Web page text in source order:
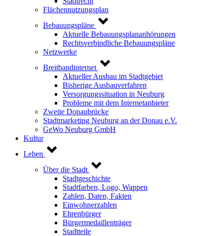
Flächennutzungsplan
Bebauungspläne
Aktuelle Bebauungsplananhörungen
Rechtsverbindliche Bebauungspläne
Netzwerke
Breitbandinternet
Aktueller Ausbau im Stadtgebiet
Bisherige Ausbauverfahren
Versorgungssituation in Neuburg
Probleme mit dem Internetanbieter
Zweite Donaubrücke
Stadtmarketing Neuburg an der Donau e.V.
GeWo Neuburg GmbH
Kultur
Leben
Über die Stadt
Stadtgeschichte
Stadtfarben, Logo, Wappen
Zahlen, Daten, Fakten
Einwohnerzahlen
Ehrenbürger
Bürgermedaillenträger
Stadtteile